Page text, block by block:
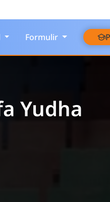
Formulir
Yudha